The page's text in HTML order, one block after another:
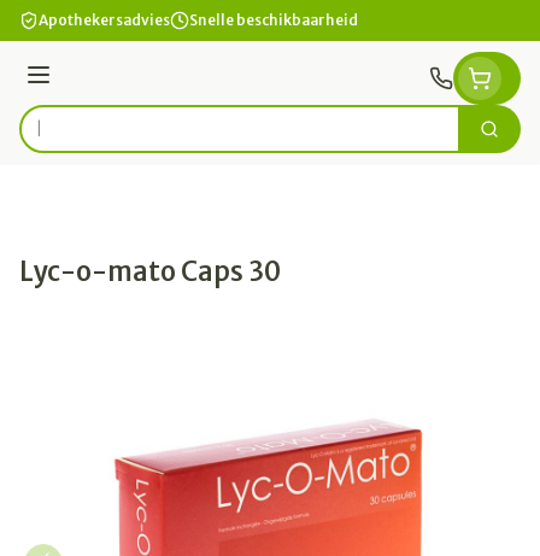
Ga naar de inhoud
Apothekersadvies Snelle beschikbaarheid
Menu
Product, merk, categorie... Zoek
Lyc-o-mato Caps 30